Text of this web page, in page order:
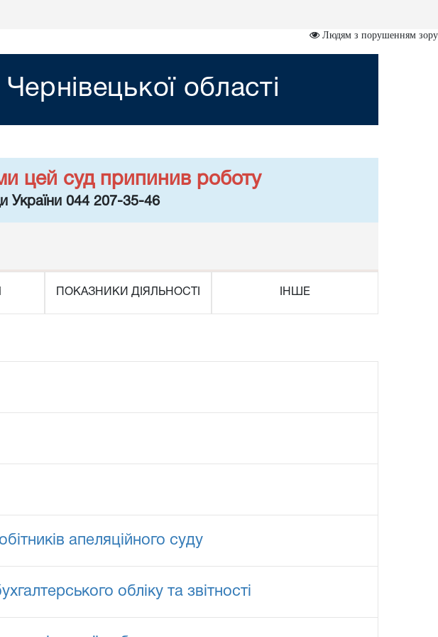
Людям з порушенням зору
області
цей суд припинив роботу
України 044 207-35-46
ПОКАЗНИКИ ДІЯЛЬНОСТІ ІНШЕ
апеляційного суду
обліку та звітності